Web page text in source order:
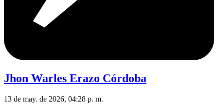
Jhon Warles Erazo Córdoba
13 de may. de 2026, 04:28 p. m.